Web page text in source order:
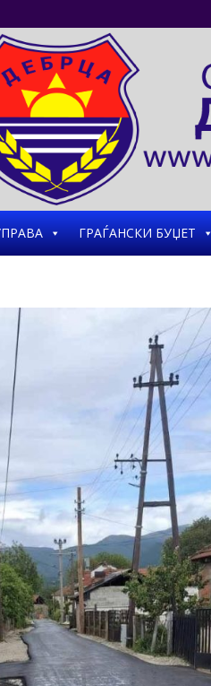
ГРАЃАНСКИ БУЏЕТ